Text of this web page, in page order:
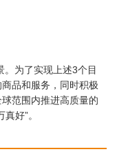
为了实现上述3个目
品和服务，同时积极
范围内推进高质量的
好”。